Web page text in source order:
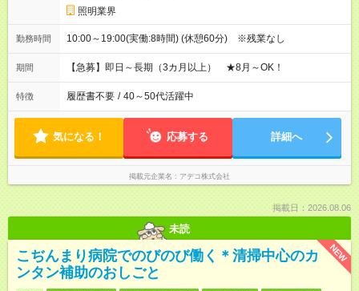
照明業界
勤務時間 10:00～19:00(実働:8時間) (休憩60分) ※残業なし
期間 【急募】即日～長期（3カ月以上） ★8月～OK！
特徴 履歴書不要 / 40～50代活躍中
気になる！ 応募する 詳細へ
掲載元企業名 アデコ株式会社
掲載日：2026.08.06
未読
NEW
こぢんまり病院でのびのび働く＊清掃中心のカ
ンタン補助のおしごと